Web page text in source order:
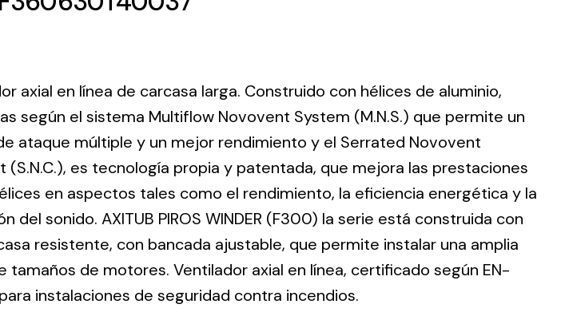
of
into
a greater
of
for
uses
Solar lighting
Variety of solar
solutions for all
kinds of needs.
axial en línea de carcasa larga. Construido con hélices de aluminio,
según el sistema Multiflow Novovent System (M.N.S.) que permite un
ataque múltiple y un mejor rendimiento y el Serrated Novovent
(S.N.C.), es tecnología propia y patentada, que mejora las prestaciones
en aspectos tales como el rendimiento, la eficiencia energética y la
del sonido. AXITUB PIROS WINDER (F300) la serie está construida con
resistente, con bancada ajustable, que permite instalar una amplia
tamaños de motores. Ventilador axial en línea, certificado según EN-
para instalaciones de seguridad contra incendios.